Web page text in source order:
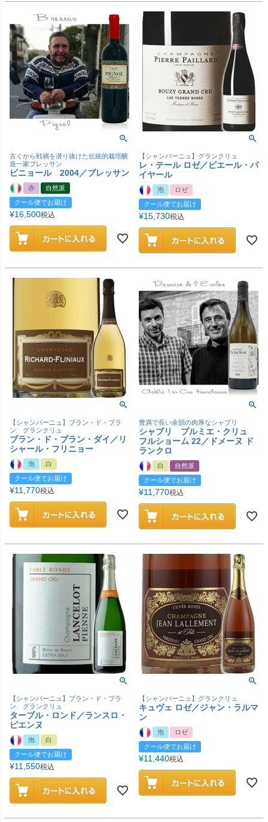
古くから戦禍を潜り抜けた伝統的栽培醸
造一家ブレッサン
ピニョール 2004／ブレッサン
赤
自然派
クール便でお届け
¥16,500税込
【シャンパーニュ】グランクリュ
レ・テール ロゼ／ピエール・パ
イヤール
泡
ロゼ
クール便でお届け
¥15,730税込
【シャンパーニュ】ブラン・ド・ブラ
ン グランクリュ
ブラン・ド・ブラン・ダイ／リ
シャール・フリニョー
泡
白
クール便でお届け
¥11,770税込
豊満で長い余韻の肉厚なシャブリ
シャブリ プルミエ・クリュ
フルショーム 22／ドメーヌ ド
ランクロ
白
自然派
クール便でお届け
¥11,770税込
【シャンパーニュ】ブラン・ド・ブラ
ン グランクリュ
ターブル・ロンド／ランスロ・
ピエンヌ
泡
白
クール便でお届け
¥11,550税込
【シャンパーニュ】グランクリュ
キュヴェ ロゼ／ジャン・ラルマ
ン
泡
ロゼ
クール便でお届け
¥11,440税込